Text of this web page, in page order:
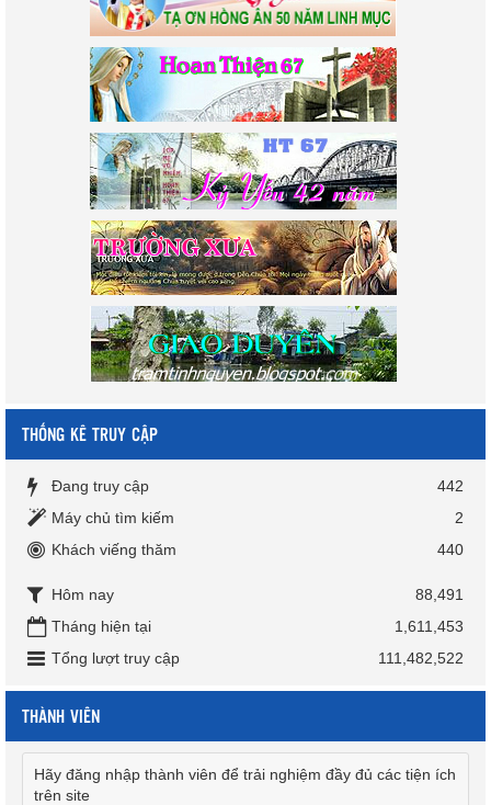
THỐNG KÊ TRUY CẬP
Đang truy cập
442
Máy chủ tìm kiếm
2
Khách viếng thăm
440
Hôm nay
88,491
Tháng hiện tại
1,611,453
Tổng lượt truy cập
111,482,522
THÀNH VIÊN
Hãy đăng nhập thành viên để trải nghiệm đầy đủ các tiện ích
trên site